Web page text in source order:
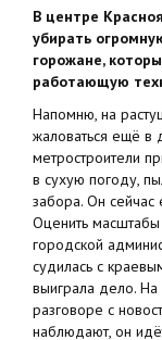
В центре
убирать
горожане,
работающую
Напомню, на
жаловаться ещё в
метростроители
в сухую погоду,
забора. Он сейчас
Оценить
городской
судилась с
выиграла дело.
разговоре с
наблюдают, он